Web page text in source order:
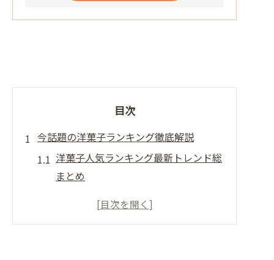
目次
今話題の洋菓子ランキング徹底解説
洋菓子人気ランキング最新トレンド総
まとめ
今1番流行ってる洋菓子を徹底リサー